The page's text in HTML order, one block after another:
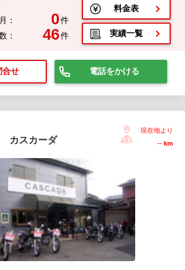
： 0件
：
46件
料金表
実績一覧
合せ 電話をかける
カスカーダ
現在地より
-- km